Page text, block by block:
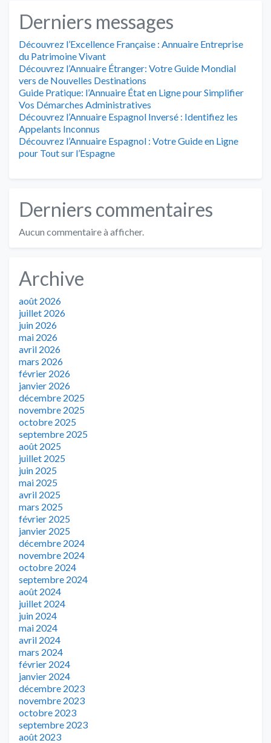
Derniers messages
Découvrez l’Excellence Française : Annuaire Entreprise
du Patrimoine Vivant
Découvrez l’Annuaire Étranger: Votre Guide Mondial
vers de Nouvelles Destinations
Guide Pratique: l’Annuaire État en Ligne pour Simplifier
Vos Démarches Administratives
Découvrez l’Annuaire Espagnol Inversé : Identifiez les
Appelants Inconnus
Découvrez l’Annuaire Espagnol : Votre Guide en Ligne
pour Tout sur l’Espagne
Derniers commentaires
Aucun commentaire à afficher.
Archive
août 2026
juillet 2026
juin 2026
mai 2026
avril 2026
mars 2026
février 2026
janvier 2026
décembre 2025
novembre 2025
octobre 2025
septembre 2025
août 2025
juillet 2025
juin 2025
mai 2025
avril 2025
mars 2025
février 2025
janvier 2025
décembre 2024
novembre 2024
octobre 2024
septembre 2024
août 2024
juillet 2024
juin 2024
mai 2024
avril 2024
mars 2024
février 2024
janvier 2024
décembre 2023
novembre 2023
octobre 2023
septembre 2023
août 2023